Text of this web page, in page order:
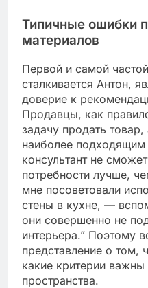
Типичные ошибки
материалов
Первой и самой
сталкивается Антон,
доверие к
Продавцы, как
задачу продать
наиболее
консультант не
потребности лучше,
мне посоветовали
стены в кухне, —
они совершенно не
интерьера.” Поэтому
представление о том,
какие критерии
пространства.